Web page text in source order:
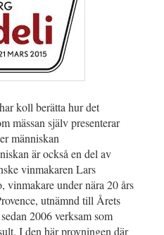
koll berätta hur det
mässan själv presenterar
människan
är också en del av
vinmakaren Lars
vinmakare under nära 20 års
utnämnd till Årets
2006 verksam som
I den här provningen där